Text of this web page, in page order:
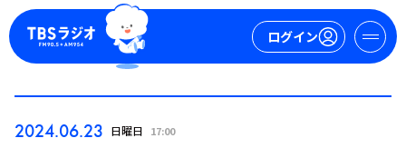
ログイン
2024.06.23 日曜日 17:00